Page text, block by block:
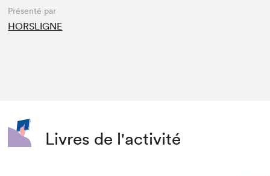
Présenté par
HORSLIGNE
Livres de l'activité